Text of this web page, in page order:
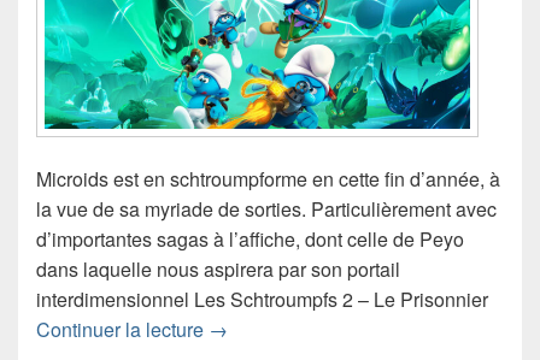
Microids est en schtroumpforme en cette fin d’année, à
la vue de sa myriade de sorties. Particulièrement avec
d’importantes sagas à l’affiche, dont celle de Peyo
dans laquelle nous aspirera par son portail
interdimensionnel Les Schtroumpfs 2 – Le Prisonnier
Continuer la lecture Chronique jeu vidéo Les
→